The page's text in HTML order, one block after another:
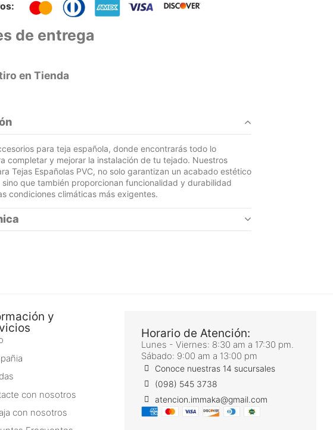
de entrega
en Tienda
para teja española, donde encontrarás todo lo
completar y mejorar la instalación de tu tejado. Nuestros
Tejas Españolas PVC, no solo garantizan un acabado estético
que también proporcionan funcionalidad y durabilidad
condiciones climáticas más exigentes.
y
con nosotros
con nosotros
Horario de Atención:
Lunes - Viernes: 8:30 am a 17:30 pm.
Sábado: 9:00 am a 13:00 pm
Conoce nuestras 14 sucursales
(098) 545 3738
atencion.immaka@gmail.com